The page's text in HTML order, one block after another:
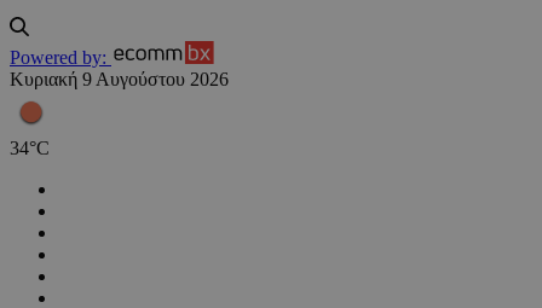
Powered by:
Κυριακή 9 Αυγούστου 2026
34°C